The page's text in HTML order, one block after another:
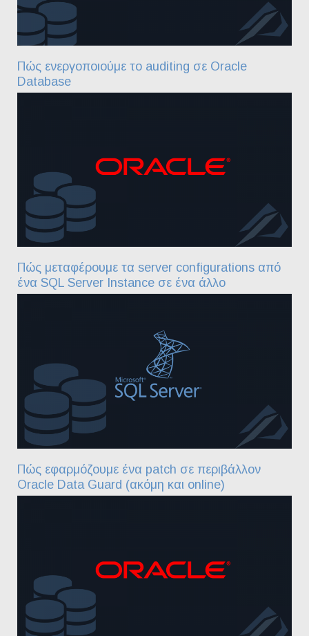
Πώς ενεργοποιούμε το auditing σε Oracle
Database
Πώς μεταφέρουμε τα server configurations από
ένα SQL Server Instance σε ένα άλλο
Πώς εφαρμόζουμε ένα patch σε περιβάλλον
Oracle Data Guard (ακόμη και online)